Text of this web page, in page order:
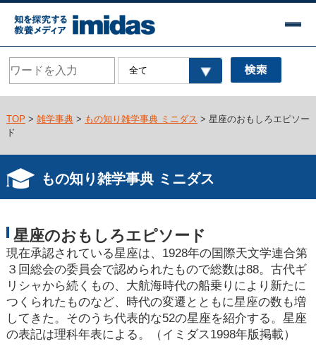
TOP > 雑学事典> もの知り雑学事典 ミニダス > 星座のおもしろエピソー
ド
もの知り雑学事典 ミニダス
星座のおもしろエピソード
現在承認されている星座は、1928年の国際天文学連合第
３回総会の委員会で認められたもので総数は88。古代ギ
リシャから続くもの、大航海時代の船乗りにより新たに
つくられたものなど、時代の変遷とともに星座の数も増
してきた。そのうち代表的な52の星座を紹介する。星座
の表記は理科年表による。（イミダス1998年版掲載）